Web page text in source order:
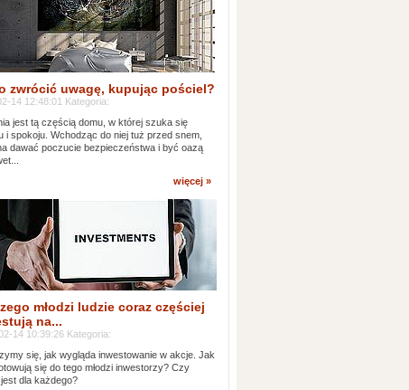
zwrócić uwagę, kupując pościel?
14 12:48:01 Kategoria:
jest tą częścią domu, w której szuka się
i spokoju. Wchodząc do niej tuż przed snem,
dawać poczucie bezpieczeństwa i być oazą
więcej »
młodzi ludzie coraz częściej
na...
14 10:39:26 Kategoria:
się, jak wygląda inwestowanie w akcje. Jak
się do tego młodzi inwestorzy? Czy
jest dla każdego?